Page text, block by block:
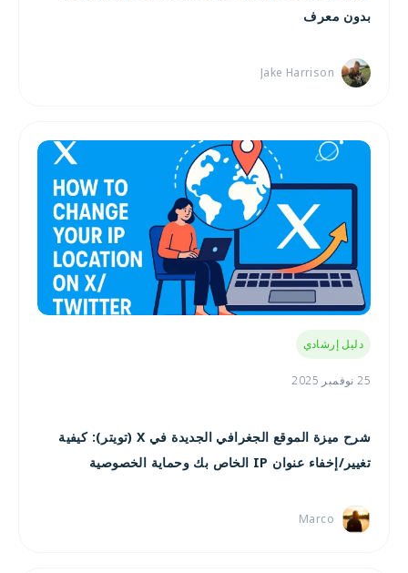
بدون معرف
Jake Harrison
دليل إرشادي
25 نوفمبر 2025
شرح ميزة الموقع الجغرافي الجديدة في X (تويتر): كيفية
تغيير/إخفاء عنوان IP الخاص بك وحماية الخصوصية
Marco